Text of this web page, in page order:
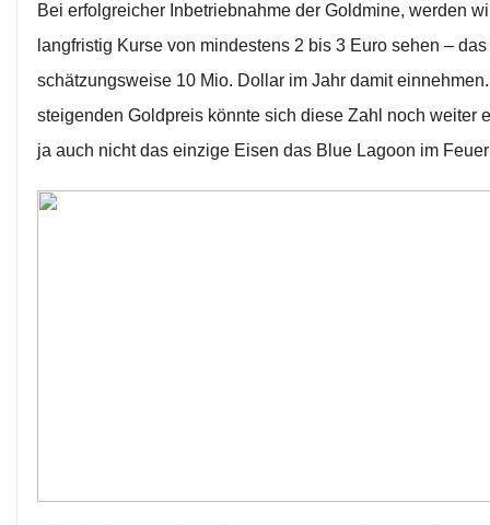
Bei erfolgreicher Inbetriebnahme der Goldmine, werden
langfristig Kurse von mindestens 2 bis 3 Euro sehen –
schätzungsweise 10 Mio. Dollar im Jahr damit
steigenden Goldpreis könnte sich diese Zahl noch weiter
ja auch nicht das einzige Eisen das Blue Lagoon im